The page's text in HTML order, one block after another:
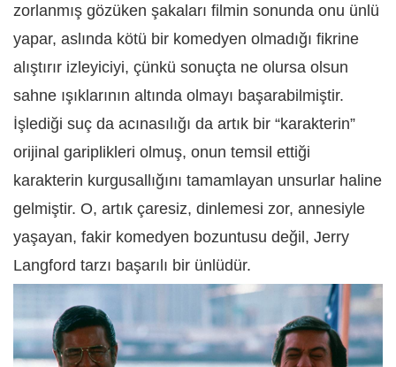
zorlanmış gözüken şakaları filmin sonunda onu ünlü
yapar, aslında kötü bir komedyen olmadığı fikrine
alıştırır izleyiciyi, çünkü sonuçta ne olursa olsun
sahne ışıklarının altında olmayı başarabilmiştir.
İşlediği suç da acınasılığı da artık bir “karakterin”
orijinal gariplikleri olmuş, onun temsil ettiği
karakterin kurgusallığını tamamlayan unsurlar haline
gelmiştir. O, artık çaresiz, dinlemesi zor, annesiyle
yaşayan, fakir komedyen bozuntusu değil, Jerry
Langford tarzı başarılı bir ünlüdür.